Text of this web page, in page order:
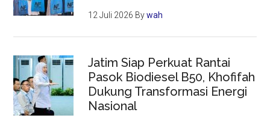
12 Juli 2026 Bywah
Jatim Siap Perkuat Rantai
Pasok Biodiesel B50, Khofifah
Dukung Transformasi Energi
Nasional